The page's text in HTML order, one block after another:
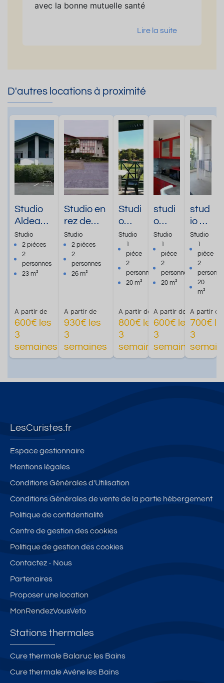
avec la bonne mutuelle santé
Lire la suite
D'autres locations à proximité
Studio
Aldean
classé 2
* -
Location
Saisonni
Bains
Studio
2 pièces
2
personnes
23 m²
A partir de
600€ les
3
semaines
d'informations
Studio en
rez de
chaussée
de 26m2
à
proximité
ville
Studio
2 pièces
2
personnes
26 m²
A partir de
930€ les
3
semaines
Plus
d'informations
Studi
o
avec
terra
sse
en
plein
Studio
1
pièce
2
personnes
20 m²
A partir de
800€ les
3
semaines
d'informations
studi
o
+logg
prom
o du
15/10
/26
Studio
1
pièce
2
personnes
20 m²
A partir de
600€ les
3
semaines
stud
io +
loggi
a au
RDC
Studio
1
pièce
2
20
m²
A partir de
700€
3
LesCuristes.fr
Espace gestionnaire
Mentions légales
Conditions Générales d'Utilisation
Conditions Générales de vente de la partie hébergement
Politique de confidentialité
Centre de gestion des cookies
Politique de gestion des cookies
Contactez - Nous
Partenaires
Proposer une location
MonRendezVousVeto
Stations thermales
Cure thermale Balaruc les Bains
Cure thermale Avène les Bains